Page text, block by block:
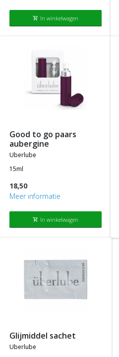
shopping_cart In winkelwagen
good to go paars
aubergine
uberlube
15ml
18,50
Meer informatie
shopping_cart In winkelwagen
glijmiddel sachet
uberlube